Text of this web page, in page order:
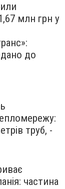
млн грн у
до
труб, -
частина